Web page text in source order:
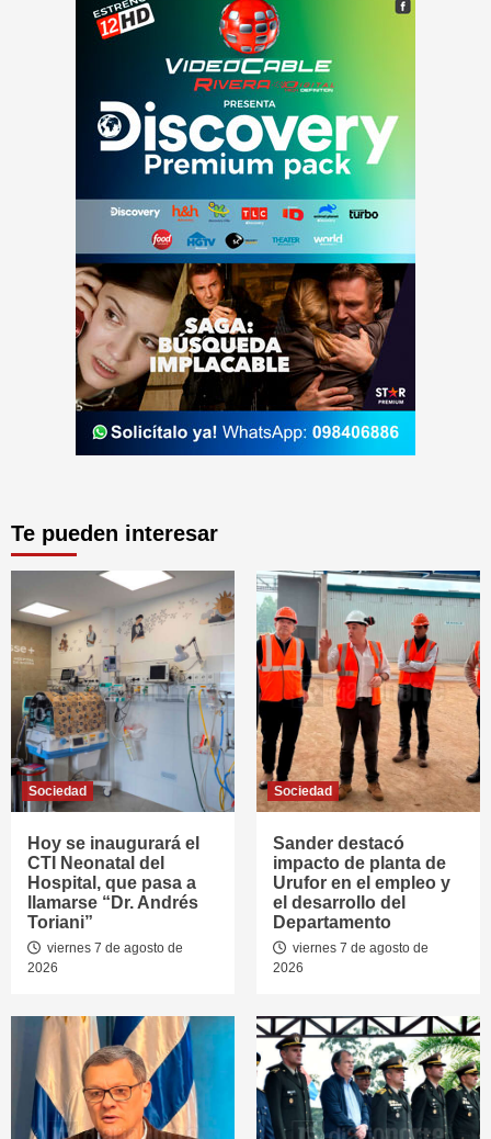
Te pueden interesar
Sociedad
Hoy se inaugurará el
CTI Neonatal del
Hospital, que pasa a
llamarse “Dr. Andrés
Toriani”
viernes 7 de agosto de
2026
Sociedad
Sander destacó
impacto de planta de
Urufor en el empleo y
el desarrollo del
Departamento
viernes 7 de agosto de
2026